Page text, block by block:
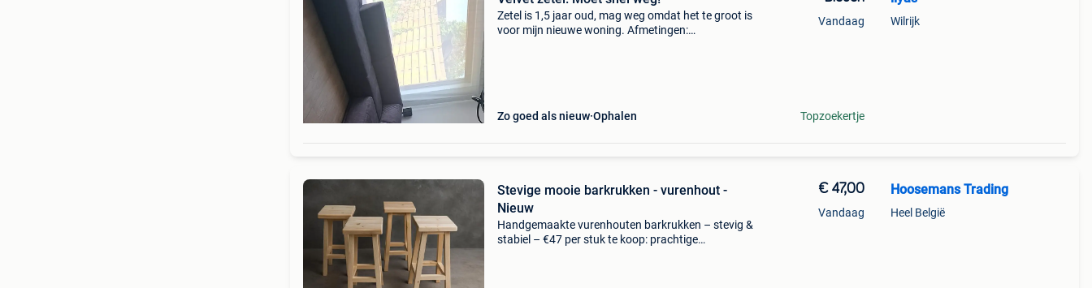
Zetel is 1,5 jaar oud, mag weg omdat het te groot is
voor mijn nieuwe woning. Afmetingen:
Zo goed als nieuw Ophalen
Vandaag
Topzoekertje
Wilrijk
Stevige mooie barkrukken - vurenhout -
Nieuw
Handgemaakte vurenhouten barkrukken – stevig &
stabiel – €47 per stuk te koop: prachtige
€ 47,00
Vandaag
Hoosemans Trading
Heel België